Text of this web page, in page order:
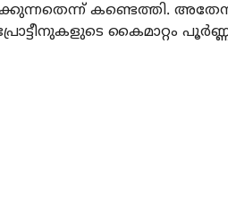
കണ്ടെത്തി.
കൈമാറ്റം